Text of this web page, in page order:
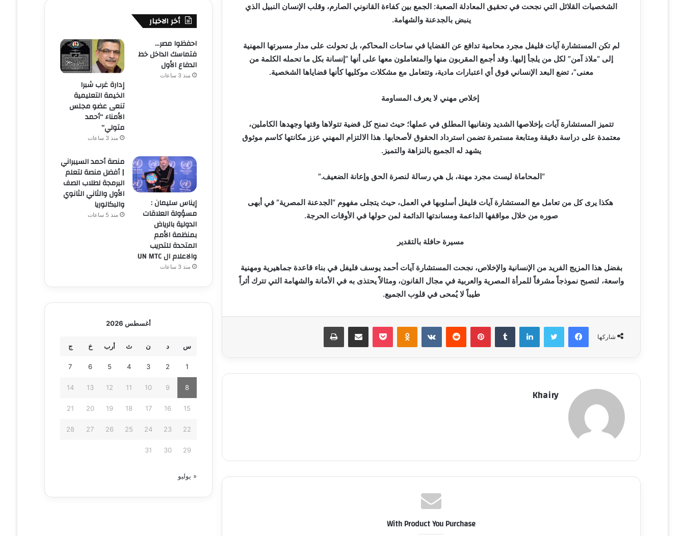
الشخصيات القلائل التي نجحت في تحقيق المعادلة الصعبة: الجمع بين كفاءة القانوني الصارم، وقلب الإنسان النبيل الذي
ينبض بالجدعنة والشهامة.
لم تكن المستشارة آيات فليفل مجرد محامية تدافع عن القضايا في ساحات المحاكم، بل تحولت على مدار مسيرتها المهنية
إلى “ملاذ آمن” لكل من يلجأ إليها. وقد أجمع المقربون منها والمتعاملون معها على أنها “إنسانة بكل ما تحمله الكلمة من
معنى”، تضع البعد الإنساني فوق أي اعتبارات مادية، وتتعامل مع مشكلات موكليها كأنها قضاياها الشخصية.
إخلاص مهني لا يعرف المساومة
تتميز المستشارة آيات بإخلاصها الشديد وتفانيها المطلق في عملها؛ حيث تمنح كل قضية تتولاها وقتها وجهدها الكاملين،
معتمدة على دراسة دقيقة ومتابعة مستمرة تضمن استرداد الحقوق لأصحابها. هذا الالتزام المهني عزز مكانتها كاسم موثوق
يشهد له الجميع بالنزاهة والتميز.
“المحاماة ليست مجرد مهنة، بل هي رسالة لنصرة الحق وإعانة الضعيف.”
هكذا يرى كل من تعامل مع المستشارة آيات فليفل أسلوبها في العمل، حيث يتجلى مفهوم “الجدعنة المصرية” في أبهى
صوره من خلال مواقفها الداعمة ومساندتها الدائمة لمن حولها في الأوقات الحرجة.
مسيرة حافلة بالتقدير
بفضل هذا المزيج الفريد من الإنسانية والإخلاص، نجحت المستشارة آيات أحمد يوسف فليفل في بناء قاعدة جماهيرية ومهنية
واسعة، لتصبح نموذجاً مشرفاً للمرأة المصرية والعربية في مجال القانون، ومثالاً يحتذى به في الأمانة والشهامة التي تترك أثراً
طيباً لا يُمحى في قلوب الجميع.
شاركها
فيسبوك تويتر لينكدإن ‏Tumblr بينتيريست ‏Reddit
‏VKontakte
Odnoklassniki بوكيت مشاركة عبر البريد طباعة
Khairy
With Product You Purchase
أخر الاخبار
احفظوا مصر…
فتماسك الداخل خط
الدفاع الأول
منذ 3 ساعات
إدارة غرب شبرا
الخيمة التعليمية
تنعى عضو مجلس
الأمناء “أحمد
متولي”
منذ 3 ساعات
إيناس سليمان :
مسؤولة العلاقات
الدولية بالرياض
بمنظمة الأمم
المتحدة للتدريب
والاعلام ال UN MTC
منذ 3 ساعات
منصة أحمد السيبراني
| أفضل منصة لتعلم
البرمجة لطلاب الصف
الأول والثاني الثانوي
والبكالوريا
منذ 5 ساعات
أغسطس 2026
س د ن ث أرب خ ج
1
2
3
4
5
6
7
8
9
10
11
12
13
14
15
16
17
18
19
20
21
22
23
24
25
26
27
28
29
30
31
« يوليو